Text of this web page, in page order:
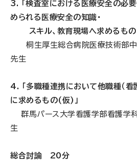
3. 「検査室における医療安全の必
められる医療安全の知識・
スキル、教育現場へ求めるもの
桐生厚生総合病院医療技術部
先生
4. 「多職種連携において他職種（看
に求めるもの(仮)」
群馬パース大学看護学部看護学
生
総合討論 20分